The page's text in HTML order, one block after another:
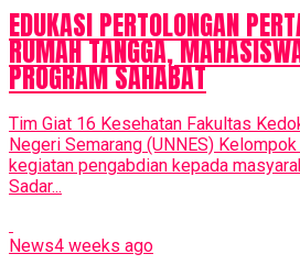
EDUKASI PERTOLONGAN
RUMAH TANGGA,
PROGRAM SAHABAT
Tim Giat 16 Kesehatan Fakultas
Negeri Semarang (UNNES)
kegiatan pengabdian kepada
Sadar...
News4 weeks ago